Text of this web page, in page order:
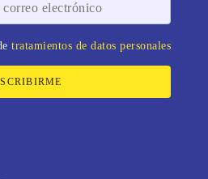
tratamientos de datos personales